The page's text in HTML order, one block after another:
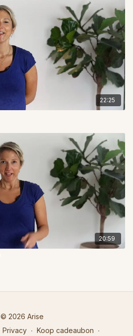
22:25
20:59
© 2026 Arise
Privacy ∙ Koop cadeaubon ∙